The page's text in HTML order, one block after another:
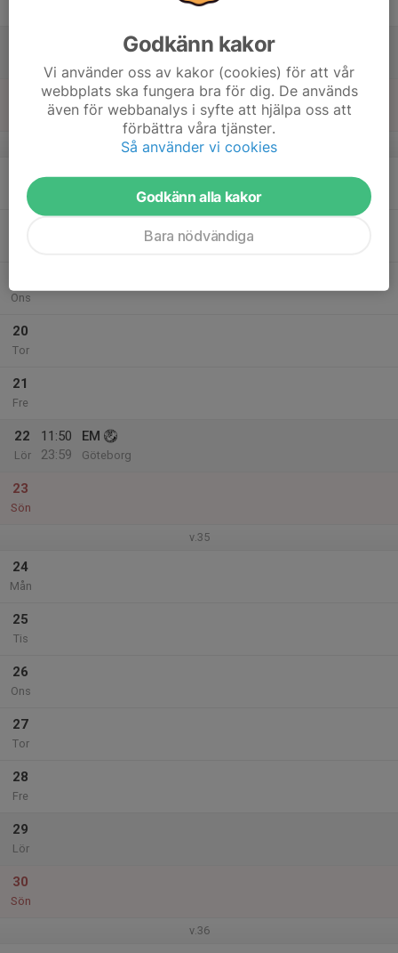
v.34
Mån
Ons
20
Tor
21
Fre
22
Lör
11:50
23:59
EM
Göteborg
23
Sön
v.35
24
Mån
25
Tis
26
Ons
27
Tor
28
Fre
29
Lör
30
Sön
v.36
Godkänn kakor
Vi använder oss av kakor (cookies) för att vår
webbplats ska fungera bra för dig. De används
även för webbanalys i syfte att hjälpa oss att
förbättra våra tjänster.
Så använder vi cookies
Godkänn alla kakor
Bara nödvändiga